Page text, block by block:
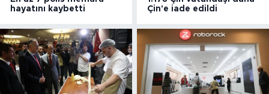
hayatını kaybetti
Çin'e iade edildi